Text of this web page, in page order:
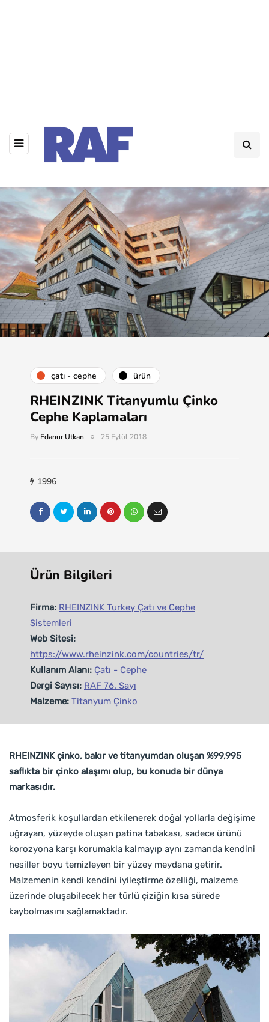
çatı - cephe ürün
RHEINZINK Titanyumlu Çinko
Cephe Kaplamaları
By Edanur Utkan 25 Eylül 2018
1996
Ürün Bilgileri
Firma: RHEINZINK Turkey Çatı ve Cephe
Sistemleri
Web Sitesi:
https://www.rheinzink.com/countries/tr/
Kullanım Alanı: Çatı - Cephe
Dergi Sayısı: RAF 76. Sayı
Malzeme: Titanyum Çinko
RHEINZINK çinko, bakır ve titanyumdan oluşan %99,995
saflıkta bir çinko alaşımı olup, bu konuda bir dünya
markasıdır.
Atmosferik koşullardan etkilenerek doğal yollarla değişime
uğrayan, yüzeyde oluşan patina tabakası, sadece ürünü
korozyona karşı korumakla kalmayıp aynı zamanda kendini
nesiller boyu temizleyen bir yüzey meydana getirir.
Malzemenin kendi kendini iyileştirme özelliği, malzeme
üzerinde oluşabilecek her türlü çiziğin kısa sürede
kaybolmasını sağlamaktadır.